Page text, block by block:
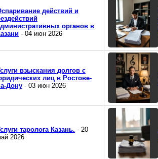
действий и
органов в
- 04 июн 2026
взыскания долгов с
лиц в Ростове-
Дону- 03 июн 2026
таролога Казань. - 20
2026